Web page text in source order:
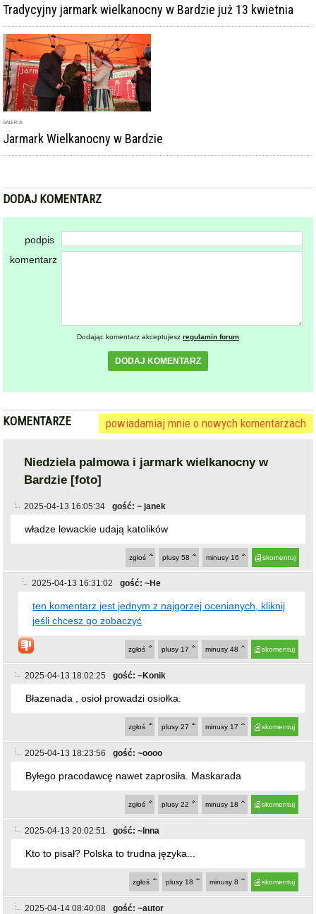
Tradycyjny jarmark wielkanocny w Bardzie już 13 kwietnia
GALERIA
Jarmark Wielkanocny w Bardzie
DODAJ KOMENTARZ
podpis
komentarz
Dodając komentarz akceptujesz regulamin forum
DODAJ KOMENTARZ
KOMENTARZE powiadamiaj mnie o nowych komentarzach
Niedziela palmowa i jarmark wielkanocny w
Bardzie [foto]
2025-04-13 16:05:34 gość: ~ janek
władze lewackie udają katolików
skomentuj
minusy 16
plusy 58
zgłoś
2025-04-13 16:31:02 gość: ~He
ten komentarz jest jednym z najgorzej ocenianych, kliknij
jeśli chcesz go zobaczyć
skomentuj
minusy 48
plusy 17
zgłoś
2025-04-13 18:02:25 gość: ~Konik
Błazenada , osioł prowadzi osiołka.
skomentuj
minusy 17
plusy 27
zgłoś
2025-04-13 18:23:56 gość: ~oooo
Byłego pracodawcę nawet zaprosiła. Maskarada
skomentuj
minusy 18
plusy 22
zgłoś
2025-04-13 20:02:51 gość: ~Inna
Kto to pisał? Polska to trudna języka...
skomentuj
minusy 8
plusy 18
zgłoś
2025-04-14 08:40:08 gość: ~autor